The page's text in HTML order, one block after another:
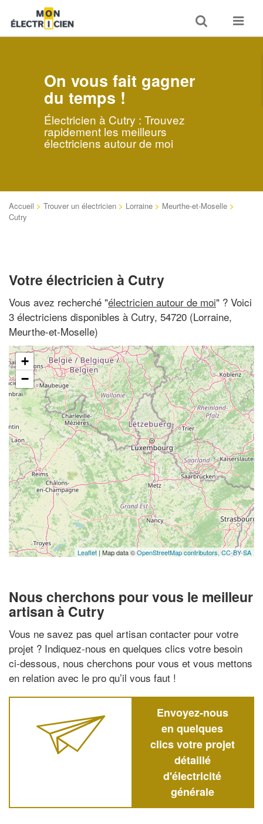
Toggle
search
Toggle
On vous fait gagner
du temps !
Électricien à Cutry : Trouvez
rapidement les meilleurs
électriciens autour de moi
Accueil > Trouver un électricien > Lorraine > Meurthe-et-Moselle >
Cutry
Votre électricien à Cutry
Vous avez recherché "électricien autour de moi" ? Voici
3 électriciens disponibles à Cutry, 54720 (Lorraine,
Meurthe-et-Moselle)
+
−
Leaflet | Map data ©OpenStreetMap contributors,CC-BY-SA
Nous cherchons pour vous le meilleur
artisan à Cutry
Vous ne savez pas quel artisan contacter pour votre
projet ? Indiquez-nous en quelques clics votre besoin
ci-dessous, nous cherchons pour vous et vous mettons
en relation avec le pro qu’il vous faut !
Envoyez-nous
en quelques
clics votre projet
détaillé
d'électricité
générale